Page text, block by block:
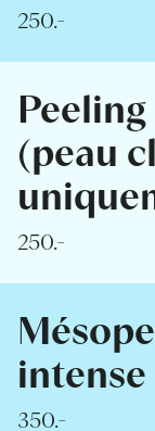
250.-
(peau
250.-
intense
350.-